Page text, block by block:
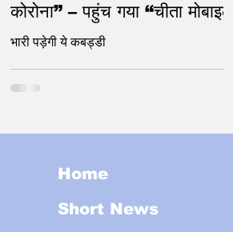
कोरोना” – पहुंच गया “चीता मोबाइल”
भारी पड़ेगी ये कबड्डी
Home
Short News